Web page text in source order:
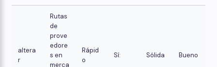
altera
r
Rutas
de
prove
edore
s en
merca
Rápid
o
Sí: Sólida Bueno